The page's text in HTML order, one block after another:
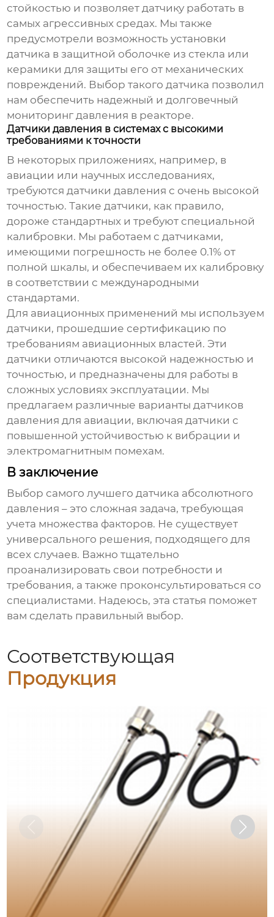
стойкостью и позволяет датчику работать в
самых агрессивных средах. Мы также
предусмотрели возможность установки
датчика в защитной оболочке из стекла или
керамики для защиты его от механических
повреждений. Выбор такого датчика позволил
нам обеспечить надежный и долговечный
мониторинг давления в реакторе.
Датчики давления в системах с высокими
требованиями к точности
В некоторых приложениях, например, в
авиации или научных исследованиях,
требуются датчики давления с очень высокой
точностью. Такие датчики, как правило,
дороже стандартных и требуют специальной
калибровки. Мы работаем с датчиками,
имеющими погрешность не более 0.1% от
полной шкалы, и обеспечиваем их калибровку
в соответствии с международными
стандартами.
Для авиационных применений мы используем
датчики, прошедшие сертификацию по
требованиям авиационных властей. Эти
датчики отличаются высокой надежностью и
точностью, и предназначены для работы в
сложных условиях эксплуатации. Мы
предлагаем различные варианты датчиков
давления для авиации, включая датчики с
повышенной устойчивостью к вибрации и
электромагнитным помехам.
В заключение
Выбор самого лучшего датчика абсолютного
давления – это сложная задача, требующая
учета множества факторов. Не существует
универсального решения, подходящего для
всех случаев. Важно тщательно
проанализировать свои потребности и
требования, а также проконсультироваться со
специалистами. Надеюсь, эта статья поможет
вам сделать правильный выбор.
Соответствующая
Продукция